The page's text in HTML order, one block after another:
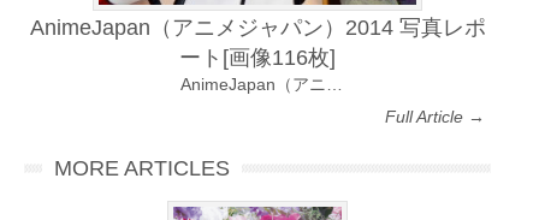
AnimeJapan（アニメジャパン）2014 写真レポ
ート[画像116枚]
AnimeJapan（アニ…
Full Article →
MORE ARTICLES